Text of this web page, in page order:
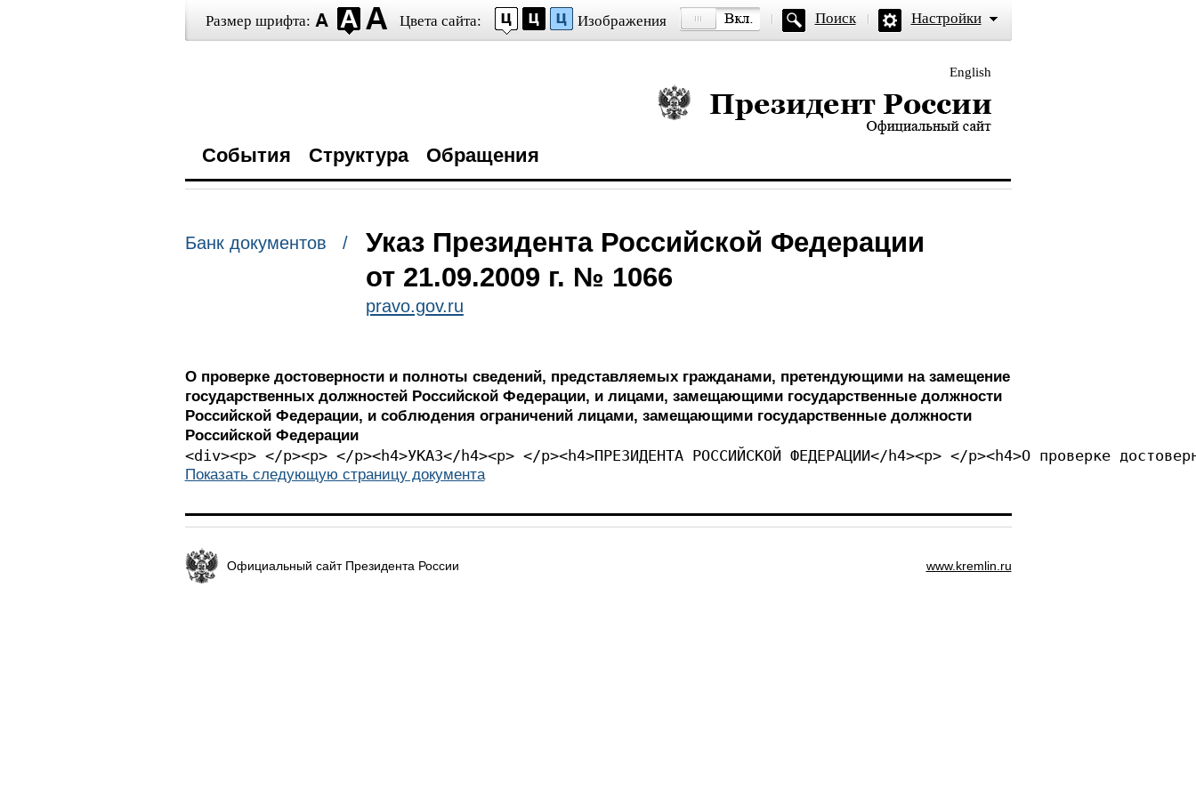
Размер шрифта: Цвета сайта: Изображения Поиск Настройки
English
Президент России — официальный сайт
События Структура Обращения
Банк документов /
Указ Президента Российской Федерации
от 21.09.2009 г. № 1066
pravo.gov.ru
О проверке достоверности и полноты сведений, представляемых гражданами, претендующими на замещение
государственных должностей Российской Федерации, и лицами, замещающими государственные должности
Российской Федерации, и соблюдения ограничений лицами, замещающими государственные должности
Российской Федерации
<div><p> </p><p> </p><h4>УКАЗ</h4><p> </
Показать следующую страницу документа
Официальный сайт Президента России www.kremlin.ru